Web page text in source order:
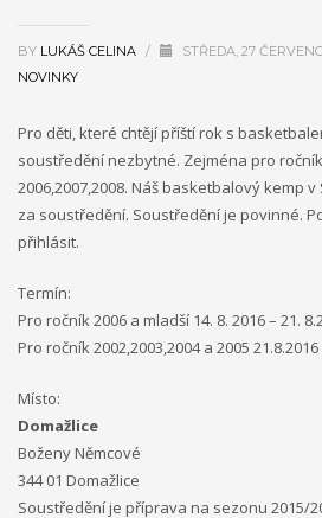
BY LUKÁŠ CELINA / STŘEDA, 27
NOVINKY
Pro děti, které chtějí příští rok s
soustředění nezbytné. Zejména pro
2006,2007,2008. Náš basketbalový kemp
za soustředění. Soustředění je povinné.
přihlásit.
Termín:
Pro ročník 2006 a mladší 14. 8. 2016 – 21.
Pro ročník 2002,2003,2004 a 2005 21.8.2016
Místo:
Domažlice
Boženy Němcové
344 01 Domažlice
Soustředění je příprava na sezonu 2015/